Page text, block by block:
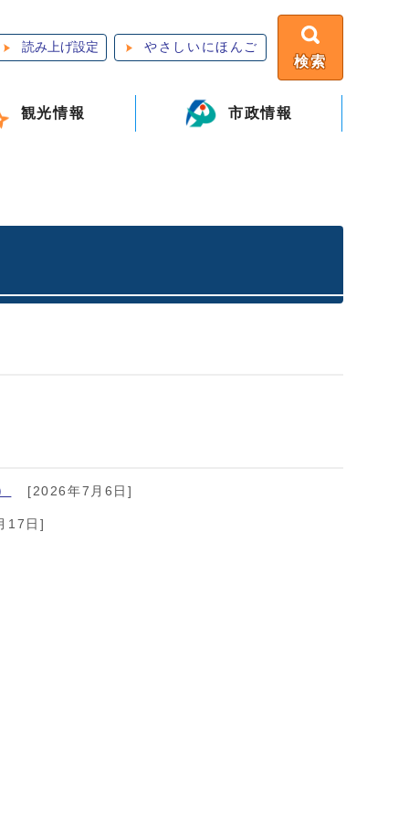
読み上げ設定 やさしいにほんご
検索
観光情報 市政情報
[2026年7月6日]
17日]